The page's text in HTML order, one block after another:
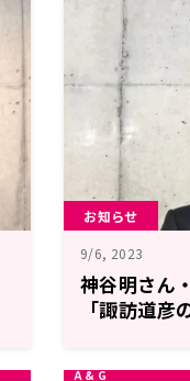
お知らせ
9/6, 2023
神谷明さん
「諏訪道彦